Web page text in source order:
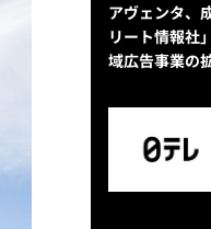
アヴェンタ、
リート情報
域広告事業の